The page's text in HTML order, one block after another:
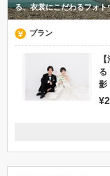
る、衣裳にこだわるフォ
プラン
る
影
静岡県静岡市葵区新通1-